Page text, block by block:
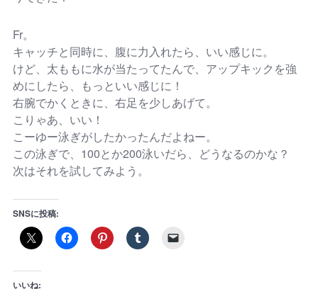
Fr。
キャッチと同時に、腹に力入れたら、いい感じに。
けど、太ももに水が当たってたんで、アップキックを強
めにしたら、もっといい感じに！
右腕でかくときに、右足を少しあげて。
こりゃあ、いい！
こーゆー泳ぎがしたかったんだよねー。
この泳ぎで、100とか200泳いだら、どうなるのかな？
次はそれを試してみよう。
SNSに投稿:
いいね: